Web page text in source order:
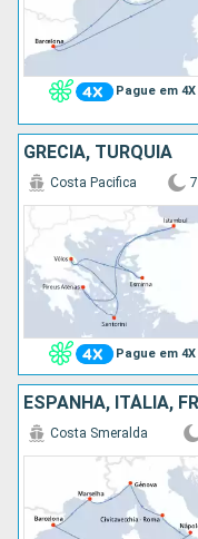
Pague em 4X
GRÉCIA, TURQUIA
Pague em 4X
Costa Pacifica
ESPANHA, ITÁLIA,
Costa Smeralda